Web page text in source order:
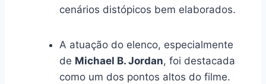
cenários distópicos bem elaborados.
A atuação do elenco, especialmente
de Michael B. Jordan, foi destacada
como um dos pontos altos do filme.